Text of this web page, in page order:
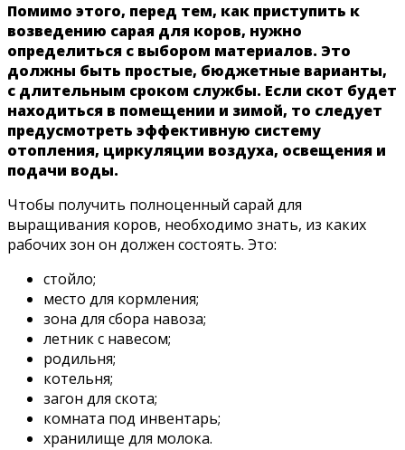
Помимо этого, перед тем, как приступить к
возведению сарая для коров, нужно
определиться с выбором материалов. Это
должны быть простые, бюджетные варианты,
с длительным сроком службы. Если скот будет
находиться в помещении и зимой, то следует
предусмотреть эффективную систему
отопления, циркуляции воздуха, освещения и
подачи воды.
Чтобы получить полноценный сарай для
выращивания коров, необходимо знать, из каких
рабочих зон он должен состоять. Это:
стойло;
место для кормления;
зона для сбора навоза;
летник с навесом;
родильня;
котельня;
загон для скота;
комната под инвентарь;
хранилище для молока.